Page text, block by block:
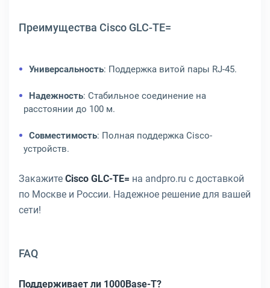
Преимущества Cisco GLC-TE=
Универсальность: Поддержка витой пары RJ-45.
Надежность: Стабильное соединение на
расстоянии до 100 м.
Совместимость: Полная поддержка Cisco-
устройств.
Закажите Cisco GLC-TE= на andpro.ru с доставкой
по Москве и России. Надежное решение для вашей
сети!
FAQ
Поддерживает ли 1000Base-T?